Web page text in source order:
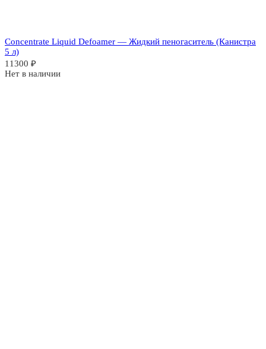
Concentrate Liquid Defoamer — Жидкий пеногаситель (Канистра
5 л)
11300 ₽
Нет в наличии